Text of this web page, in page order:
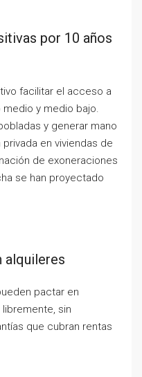
por 10 años
facilitar el acceso a
y medio bajo.
y generar mano
en viviendas de
de exoneraciones
se han proyectado
alquileres
pactar en
sin
que cubran rentas